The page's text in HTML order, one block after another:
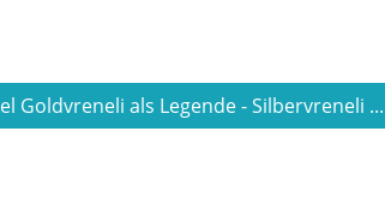
Goldvreneli als Legende - Silbervreneli